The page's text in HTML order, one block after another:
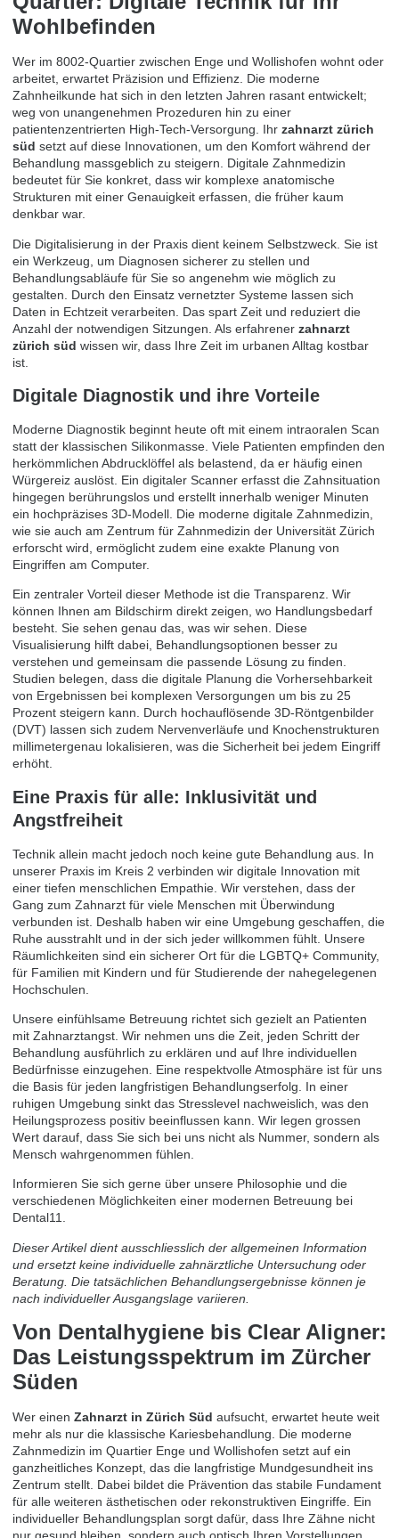
Wohlbefinden
Wer im 8002-Quartier zwischen Enge und Wollishofen wohnt oder
arbeitet, erwartet Präzision und Effizienz. Die moderne
Zahnheilkunde hat sich in den letzten Jahren rasant entwickelt;
weg von unangenehmen Prozeduren hin zu einer
patientenzentrierten High-Tech-Versorgung. Ihr zahnarzt zürich
süd setzt auf diese Innovationen, um den Komfort während der
Behandlung massgeblich zu steigern. Digitale Zahnmedizin
bedeutet für Sie konkret, dass wir komplexe anatomische
Strukturen mit einer Genauigkeit erfassen, die früher kaum
denkbar war.
Die Digitalisierung in der Praxis dient keinem Selbstzweck. Sie ist
ein Werkzeug, um Diagnosen sicherer zu stellen und
Behandlungsabläufe für Sie so angenehm wie möglich zu
gestalten. Durch den Einsatz vernetzter Systeme lassen sich
Daten in Echtzeit verarbeiten. Das spart Zeit und reduziert die
Anzahl der notwendigen Sitzungen. Als erfahrener zahnarzt
zürich süd wissen wir, dass Ihre Zeit im urbanen Alltag kostbar
ist.
Digitale Diagnostik und ihre Vorteile
Moderne Diagnostik beginnt heute oft mit einem intraoralen Scan
statt der klassischen Silikonmasse. Viele Patienten empfinden den
herkömmlichen Abdrucklöffel als belastend, da er häufig einen
Würgereiz auslöst. Ein digitaler Scanner erfasst die Zahnsituation
hingegen berührungslos und erstellt innerhalb weniger Minuten
ein hochpräzises 3D-Modell. Die moderne digitale Zahnmedizin
wie sie auch am Zentrum für Zahnmedizin der Universität Zürich
erforscht wird, ermöglicht zudem eine exakte Planung von
Eingriffen am Computer.
Ein zentraler Vorteil dieser Methode ist die Transparenz. Wir
können Ihnen am Bildschirm direkt zeigen, wo Handlungsbedarf
besteht. Sie sehen genau das, was wir sehen. Diese
Visualisierung hilft dabei, Behandlungsoptionen besser zu
verstehen und gemeinsam die passende Lösung zu finden.
Studien belegen, dass die digitale Planung die Vorhersehbarkeit
von Ergebnissen bei komplexen Versorgungen um bis zu 25
Prozent steigern kann. Durch hochauflösende 3D-Röntgenbilder
(DVT) lassen sich zudem Nervenverläufe und Knochenstrukturen
millimetergenau lokalisieren, was die Sicherheit bei jedem Eingriff
erhöht.
Eine Praxis für alle: Inklusivität und
Angstfreiheit
Technik allein macht jedoch noch keine gute Behandlung aus. In
unserer Praxis im Kreis 2 verbinden wir digitale Innovation mit
einer tiefen menschlichen Empathie. Wir verstehen, dass der
Gang zum Zahnarzt für viele Menschen mit Überwindung
verbunden ist. Deshalb haben wir eine Umgebung geschaffen, die
Ruhe ausstrahlt und in der sich jeder willkommen fühlt. Unsere
Räumlichkeiten sind ein sicherer Ort für die LGBTQ+ Community,
für Familien mit Kindern und für Studierende der nahegelegenen
Hochschulen.
Unsere einfühlsame Betreuung richtet sich gezielt an Patienten
mit Zahnarztangst. Wir nehmen uns die Zeit, jeden Schritt der
Behandlung ausführlich zu erklären und auf Ihre individuellen
Bedürfnisse einzugehen. Eine respektvolle Atmosphäre ist für uns
die Basis für jeden langfristigen Behandlungserfolg. In einer
ruhigen Umgebung sinkt das Stresslevel nachweislich, was den
Heilungsprozess positiv beeinflussen kann. Wir legen grossen
Wert darauf, dass Sie sich bei uns nicht als Nummer, sondern als
Mensch wahrgenommen fühlen.
Informieren Sie sich gerne über unsere Philosophie und die
verschiedenen Möglichkeiten einer modernen Betreuung bei
Dental11.
Dieser Artikel dient ausschliesslich der allgemeinen Information
und ersetzt keine individuelle zahnärztliche Untersuchung oder
Beratung. Die tatsächlichen Behandlungsergebnisse können je
nach individueller Ausgangslage variieren.
Von Dentalhygiene bis Clear Aligner:
Das Leistungsspektrum im Zürcher
Süden
Wer einen Zahnarzt in Zürich Süd aufsucht, erwartet heute weit
mehr als nur die klassische Kariesbehandlung. Die moderne
Zahnmedizin im Quartier Enge und Wollishofen setzt auf ein
ganzheitliches Konzept, das die langfristige Mundgesundheit ins
Zentrum stellt. Dabei bildet die Prävention das stabile Fundament
für alle weiteren ästhetischen oder rekonstruktiven Eingriffe. Ein
individueller Behandlungsplan sorgt dafür, dass Ihre Zähne nicht